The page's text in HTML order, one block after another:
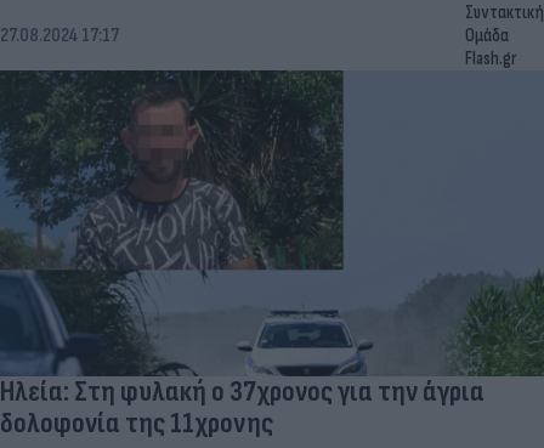
27.08.2024 17:17
Συντακτική
Ομάδα
Flash.gr
Ηλεία: Στη φυλακή ο 37χρονος για την άγρια
δολοφονία της 11χρονης